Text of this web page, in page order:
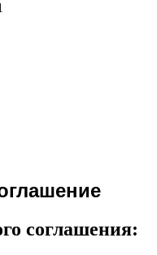
соглашения: